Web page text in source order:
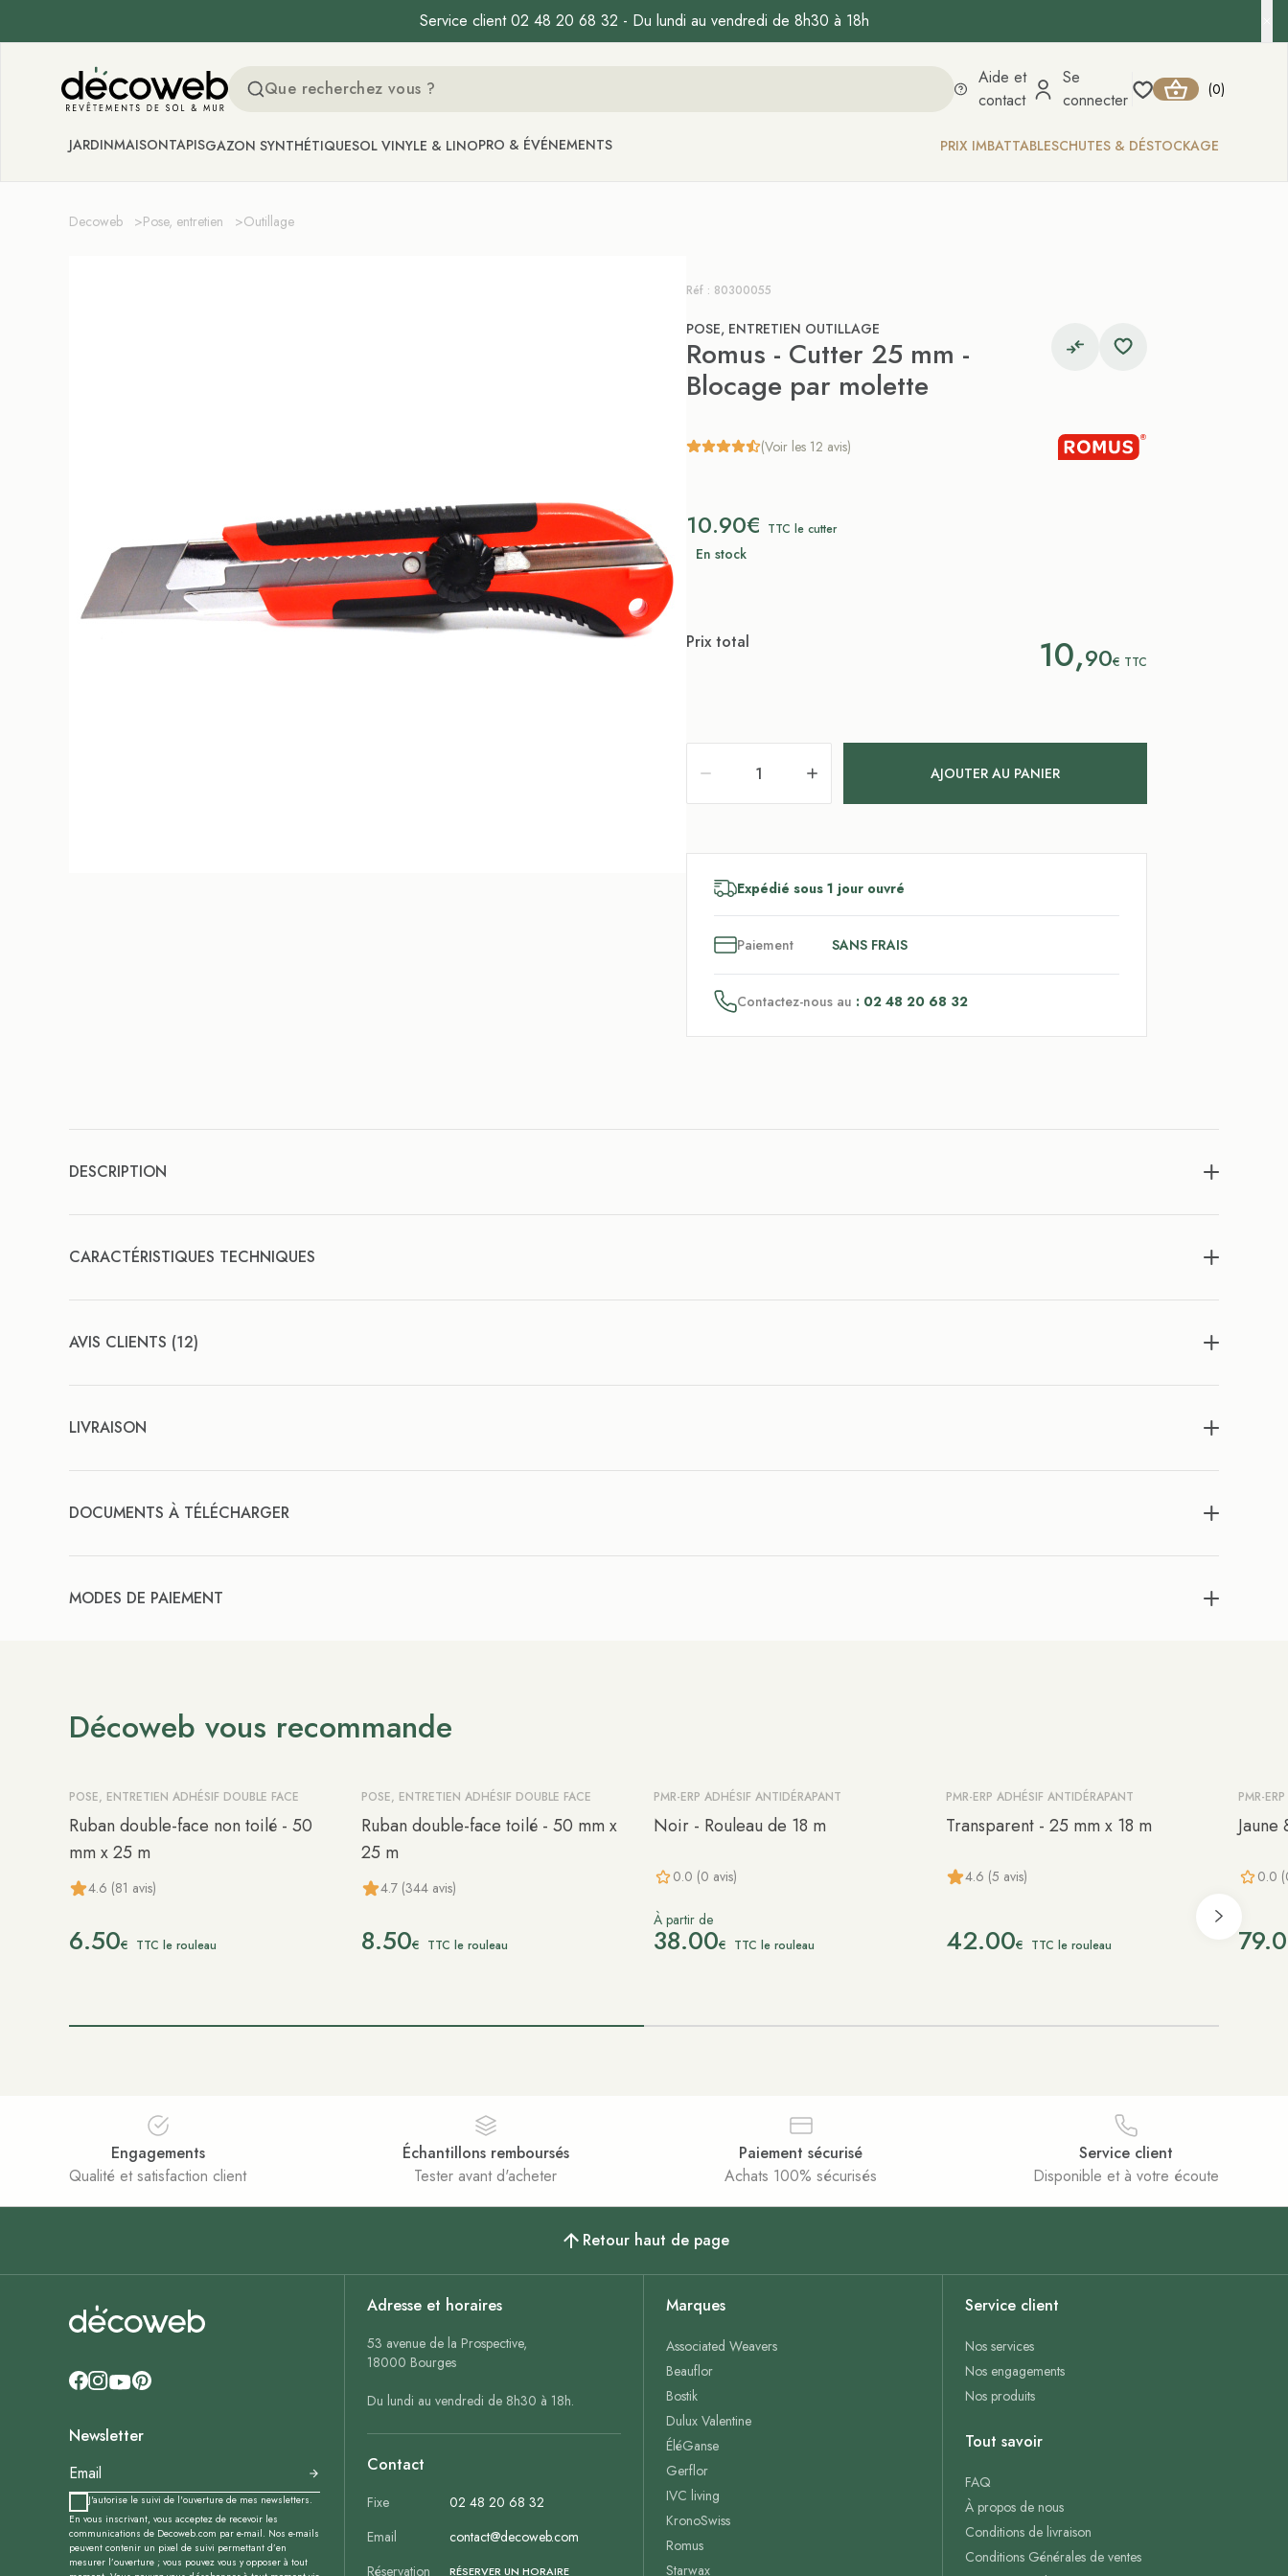
Service client 02 48 20 68 32 - Du lundi au vendredi de 8h30 à 18h
Decoweb
Aide et
contact
Se
connecter
(0)
JARDINMAISONTAPISGAZON SYNTHÉTIQUESOL VINYLE & LINOPRO & ÉVÉNEMENTS PRIX IMBATTABLESCHUTES & DÉSTOCKAGE
Decoweb >Pose, entretien >Outillage
Réf : 80300055
POSE, ENTRETIEN OUTILLAGE
Romus - Cutter 25 mm -
Blocage par molette
(Voir les 12 avis)
10.90€ TTC le cutter
En stock
Prix total 10,90€ TTC
AJOUTER AU PANIER
Expédié sous 1 jour ouvré
Paiement SANS FRAIS
Contactez-nous au : 02 48 20 68 32
DESCRIPTION
CARACTÉRISTIQUES TECHNIQUES
AVIS CLIENTS (12)
LIVRAISON
DOCUMENTS À TÉLÉCHARGER
MODES DE PAIEMENT
Décoweb vous recommande
POSE, ENTRETIEN ADHÉSIF DOUBLE FACE
Ruban double-face non toilé - 50
mm x 25 m
4.6 (81 avis)
6.50€ TTC le rouleau
POSE, ENTRETIEN ADHÉSIF DOUBLE FACE
Ruban double-face toilé - 50 mm x
25 m
4.7 (344 avis)
8.50€ TTC le rouleau
PMR-ERP ADHÉSIF ANTIDÉRAPANT
Noir - Rouleau de 18 m
0.0 (0 avis)
À partir de
38.00€ TTC le rouleau
PMR-ERP ADHÉSIF ANTIDÉRAPANT
Transparent - 25 mm x 18 m
4.6 (5 avis)
42.00€ TTC le rouleau
PMR-
0.0
Engagements
Qualité et satisfaction client
Échantillons remboursés
Tester avant d'acheter
Paiement sécurisé
Achats 100% sécurisés
Service client
Disponible et à votre écoute
Retour haut de page
Newsletter
J'autorise le suivi de l'ouverture de mes newsletters.
En vous inscrivant, vous acceptez de recevoir les
communications de Decoweb.com par e-mail. Nos e-mails
peuvent contenir un pixel de suivi permettant d’en
mesurer l’ouverture ; vous pouvez vous y opposer à tout
Adresse et horaires
53 avenue de la Prospective,
18000 Bourges
Du lundi au vendredi de 8h30 à 18h.
Contact
Fixe
02 48 20 68 32
Email
contact@decoweb.com
Réservation
RÉSERVER UN HORAIRE
Marques
Associated Weavers
Beauflor
Bostik
Dulux Valentine
ÉléGanse
Gerflor
IVC living
KronoSwiss
Romus
Starwax
Service client
Nos services
Nos engagements
Nos produits
Tout savoir
FAQ
À propos de nous
Conditions de livraison
Conditions Générales de ventes